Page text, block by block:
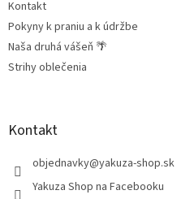
Kontakt
Pokyny k praniu a k údržbe
Naša druhá vášeň 🌴
Strihy oblečenia
Kontakt
objednavky@yakuza-shop.sk
Yakuza Shop na Facebooku